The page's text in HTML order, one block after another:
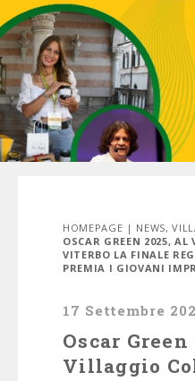
HOMEPAGE | NEWS,
OSCAR GREEN 2025,
VITERBO LA FINALE
PREMIA I GIOVANI
17 Settembre
Oscar
Villaggio